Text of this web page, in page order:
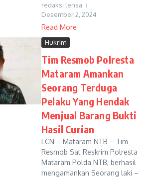
redaksi lensa
Desember 2, 2024
Read More
Hukrim
Tim Resmob Polresta
Mataram Amankan
Seorang Terduga
Pelaku Yang Hendak
Menjual Barang Bukti
Hasil Curian
LCN – Mataram NTB – Tim
Resmob Sat Reskrim Polresta
Mataram Polda NTB, berhasil
mengamankan Seorang laki –